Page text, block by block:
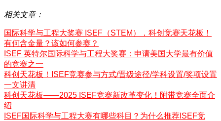
相关文章：
国际科学与工程大奖赛 ISEF（STEM），科创竞赛天花板！
有何含金量？该如何参赛？
ISEF 英特尔国际科学与工程大奖赛：申请美国大学最有价值
的竞赛之一
科创天花板！ISEF竞赛参与方式/晋级途径/学科设置/奖项设置
一文讲清
科创天花板——2025 ISEF竞赛新改革变化！附带竞赛全面介
绍
ISEF国际科学与工程大赛有哪些科目？为什么推荐ISEF竞